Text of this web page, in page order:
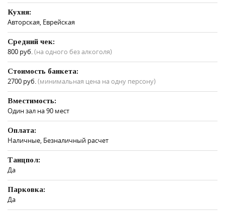
Кухня:
Авторская, Еврейская
Средний чек:
800 руб.(на одного без алкоголя)
Стоимость банкета:
2700 руб.(минимальная цена на одну персону)
Вместимость:
Один зал на 90 мест
Оплата:
Наличные, Безналичный расчет
Танцпол:
Да
Парковка:
Да